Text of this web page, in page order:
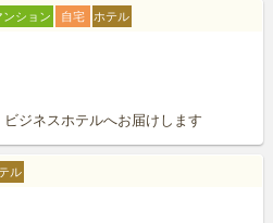
ホテル
自宅
ンション
ジネスホテルへお届けします
ル